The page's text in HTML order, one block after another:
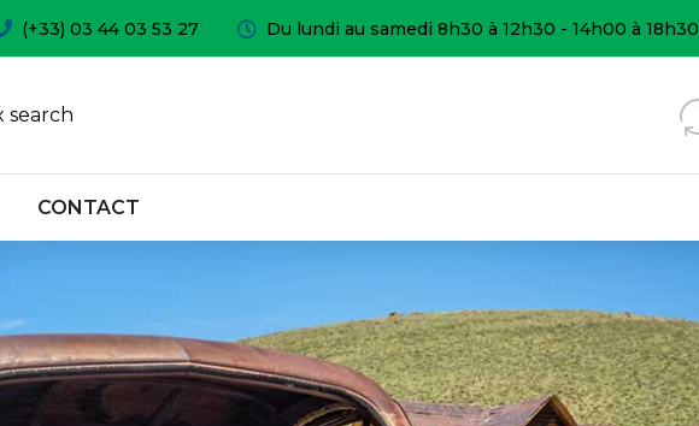
(+33) 03 44 03 53 27 Du lundi au samedi 8h30 à 12h30 - 14h00 à 18h30
search
CONTACT